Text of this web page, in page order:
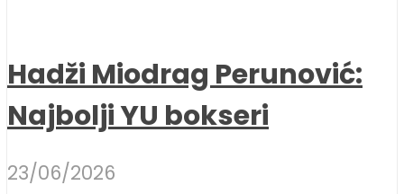
Hadži Miodrag Perunović:
Najbolji YU bokseri
23/06/2026